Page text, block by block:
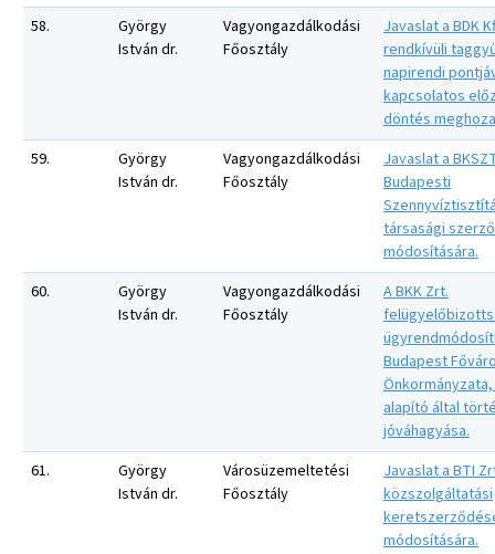
58.
György
István dr.
Vagyongazdálkodási
Főosztály
Javaslat a BDK
rendkívüli
napirendi
kapcsolatos
döntés
59.
György
István dr.
Vagyongazdálkodási
Főosztály
Javaslat a
Budapesti
társasági
módosítására.
60.
György
István dr.
Vagyongazdálkodási
Főosztály
A BKK Zrt.
Budapest
alapító által
jóváhagyása.
61.
György
István dr.
Városüzemeltetési
Főosztály
Javaslat a BTI
közszolgáltatási
módosítására.